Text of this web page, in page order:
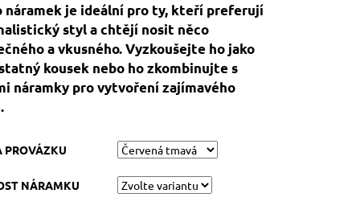
náramek je ideální pro ty, kteří preferují
styl a chtějí nosit něco
a vkusného. Vyzkoušejte ho jako
kousek nebo ho zkombinujte s
náramky pro vytvoření zajímavého
PROVÁZKU
NÁRAMKU